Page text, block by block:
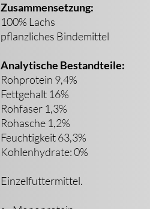
Zusammensetzung:
100% Lachs
pflanzliches Bindemittel
Analytische Bestandteile:
Rohprotein 9,4%
Fettgehalt 16%
Rohfaser 1,3%
Rohasche 1,2%
Feuchtigkeit 63,3%
Kohlenhydrate: 0%
Einzelfuttermittel.